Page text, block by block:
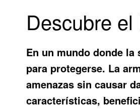
Descubre
En un mundo donde
para protegerse. La
amenazas sin causar
características,